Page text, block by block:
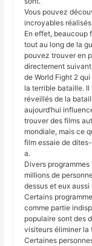
Vous pouvez
incroyables
En effet, beaucoup
tout au long de la
pouvez trouver en
directement
de World Fight 2
la terrible bataille. Il
réveillés de la
aujourd’hui
trouver des films
mondiale, mais ce
film essaie de
a.
Divers
millions de
dessus et eux
Certains
comme partie
populaire sont des
visiteurs éliminer la
Certaines